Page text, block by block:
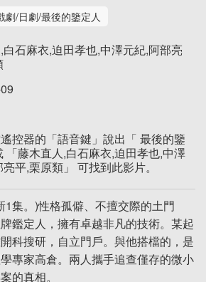
劇/日劇/最後的鑒定人
石麻衣,迫田孝也,中澤元紀,阿部亮
控器的「語音鍵」說出「 最後的鑒
「藤木直人,白石麻衣,迫田孝也,中澤
平,栗原類」 可找到此影片。
1集。)性格孤僻、不擅交際的土門
鑑定人，擁有卓越非凡的技術。某起
科搜研，自立門戶。與他搭檔的，是
專家高倉。兩人攜手追查僅存的微小
的真相。